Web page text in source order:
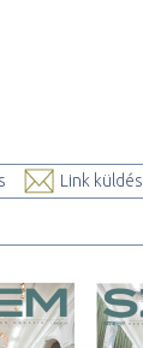
Link küldés